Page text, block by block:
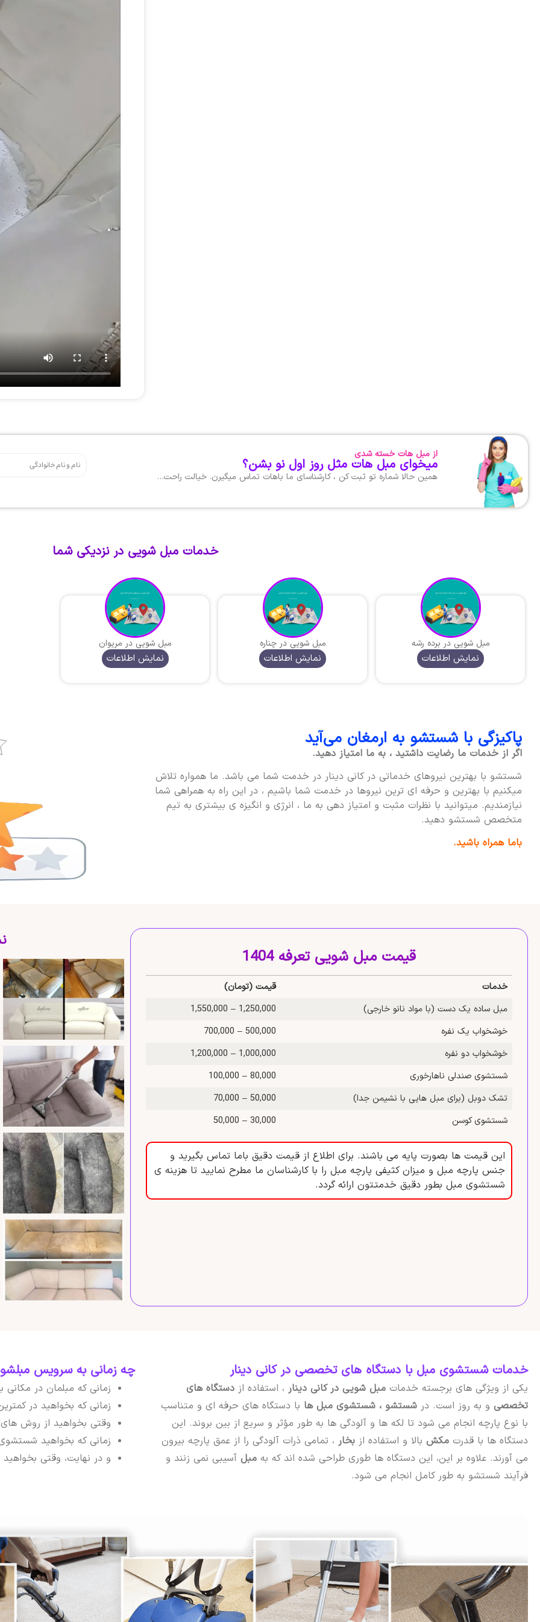
از مبل هات خسته شدی
میخوای مبل هات مثل روز اول نو بشن؟
همین حالا شماره تو ثبت کن ، کارشناسای ما باهات تماس میگیرن. خیالت راحت…
خدمات مبل شویی در نزدیکی شما
مبل شویی در برده رشه
نمایش اطلاعات
مبل شویی در چناره
نمایش اطلاعات
مبل شویی در مریوان
نمایش اطلاعات
پاکیزگی با شستشو به ارمغان می‌آید
اگر از خدمات ما رضایت داشتید ، به ما امتیاز دهید.
شستشو با بهترین نیروهای خدماتی در کانی دینار در خدمت شما می باشد. ما همواره تلاش
میکنیم با بهترین و حرفه ای ترین نیروها در خدمت شما باشیم ، در این راه به همراهی شما
نیازمندیم. میتوانید با نظرات مثبت و امتیاز دهی به ما ، انرژی و انگیزه ی بیشتری به تیم
متخصص شستشو دهید.
باما همراه باشید.
قیمت مبل شویی تعرفه 1404
خدمات
قیمت (تومان)
مبل ساده یک‌ دست (با مواد نانو خارجی)
1,250,000 – 1,550,000
خوشخواب یک‌ نفره
500,000 – 700,000
خوشخواب دو‌ نفره
1,000,000 – 1,200,000
شستشوی صندلی ناهارخوری
80,000 – 100,000
تشک دوبل (برای مبل‌ هایی با نشیمن جدا)
50,000 – 70,000
شستشوی کوسن
30,000 – 50,000
این قیمت ها بصورت پایه می باشند. برای اطلاع از قیمت دقیق باما تماس بگیرید و
جنس پارچه مبل و میزان کثیفی پارچه مبل را با کارشناسان ما مطرح نمایید تا هزینه ی
شستشوی مبل بطور دقیق خدمتتون ارائه گردد.
خدمات شستشوی مبل با دستگاه‌ های تخصصی در کانی دینار
یکی از ویژگی های برجسته خدمات مبل شویی در کانی دینار ، استفاده از دستگاه های
تخصصی و به روز است. در شستشو ، شستشوی مبل ها با دستگاه های حرفه ای و متناسب
با نوع پارچه انجام می شود تا لکه ها و آلودگی ها به طور مؤثر و سریع از بین بروند. این
دستگاه ها با قدرت مکش بالا و استفاده از بخار ، تمامی ذرات آلودگی را از عمق پارچه بیرون
می آورند. علاوه بر این، این دستگاه ها طوری طراحی شده اند که به مبل آسیبی نمی زنند و
فرآیند شستشو به طور کامل انجام می شود.
چه زمانی به سرویس
زمانی که مبلمان در
زمانی که بخواهید در
وقتی بخواهید از روش
زمانی که بخواهید
و در نهایت، وقتی بخواهید